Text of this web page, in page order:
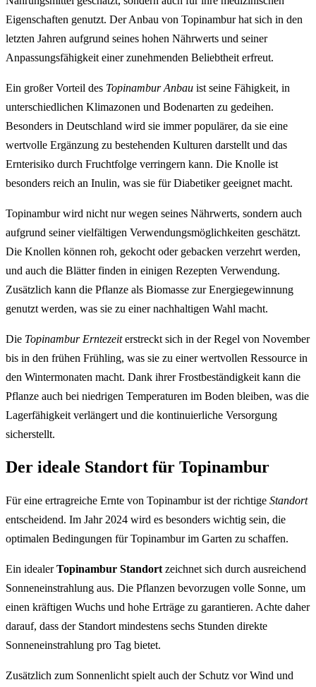
Eigenschaften genutzt. Der Anbau von Topinambur hat sich in den
letzten Jahren aufgrund seines hohen Nährwerts und seiner
Anpassungsfähigkeit einer zunehmenden Beliebtheit erfreut.
Ein großer Vorteil des Topinambur Anbau ist seine Fähigkeit, in
unterschiedlichen Klimazonen und Bodenarten zu gedeihen.
Besonders in Deutschland wird sie immer populärer, da sie eine
wertvolle Ergänzung zu bestehenden Kulturen darstellt und das
Ernterisiko durch Fruchtfolge verringern kann. Die Knolle ist
besonders reich an Inulin, was sie für Diabetiker geeignet macht.
Topinambur wird nicht nur wegen seines Nährwerts, sondern auch
aufgrund seiner vielfältigen Verwendungsmöglichkeiten geschätzt.
Die Knollen können roh, gekocht oder gebacken verzehrt werden,
und auch die Blätter finden in einigen Rezepten Verwendung.
Zusätzlich kann die Pflanze als Biomasse zur Energiegewinnung
genutzt werden, was sie zu einer nachhaltigen Wahl macht.
Die Topinambur Erntezeiterstreckt sich in der Regel von November
bis in den frühen Frühling, was sie zu einer wertvollen Ressource in
den Wintermonaten macht. Dank ihrer Frostbeständigkeit kann die
Pflanze auch bei niedrigen Temperaturen im Boden bleiben, was die
Lagerfähigkeit verlängert und die kontinuierliche Versorgung
sicherstellt.
Der ideale Standort für Topinambur
Für eine ertragreiche Ernte von Topinambur ist der richtige Standort
entscheidend. Im Jahr 2024 wird es besonders wichtig sein, die
optimalen Bedingungen für Topinambur im Garten zu schaffen.
Ein idealerTopinambur Standort zeichnet sich durch ausreichend
Sonneneinstrahlung aus. Die Pflanzen bevorzugen volle Sonne, um
einen kräftigen Wuchs und hohe Erträge zu garantieren. Achte daher
darauf, dass der Standort mindestens sechs Stunden direkte
Sonneneinstrahlung pro Tag bietet.
Zusätzlich zum Sonnenlicht spielt auch der Schutz vor Wind und